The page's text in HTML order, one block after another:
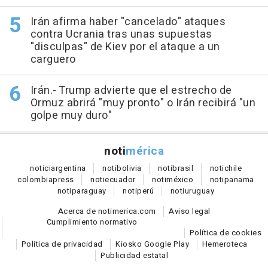
Irán afirma haber "cancelado" ataques
contra Ucrania tras unas supuestas
"disculpas" de Kiev por el ataque a un
carguero
Irán.- Trump advierte que el estrecho de
Ormuz abrirá "muy pronto" o Irán recibirá "un
golpe muy duro"
notimérica
noticiargentina notibolivia notibrasil notichile
colombiapress notiecuador notiméxico notipanama
notiparaguay notiperú notiuruguay
Acerca de notimerica.com
Aviso legal
Cumplimiento normativo
Política de cookies
Política de privacidad
Kiosko Google Play
Hemeroteca
Publicidad estatal